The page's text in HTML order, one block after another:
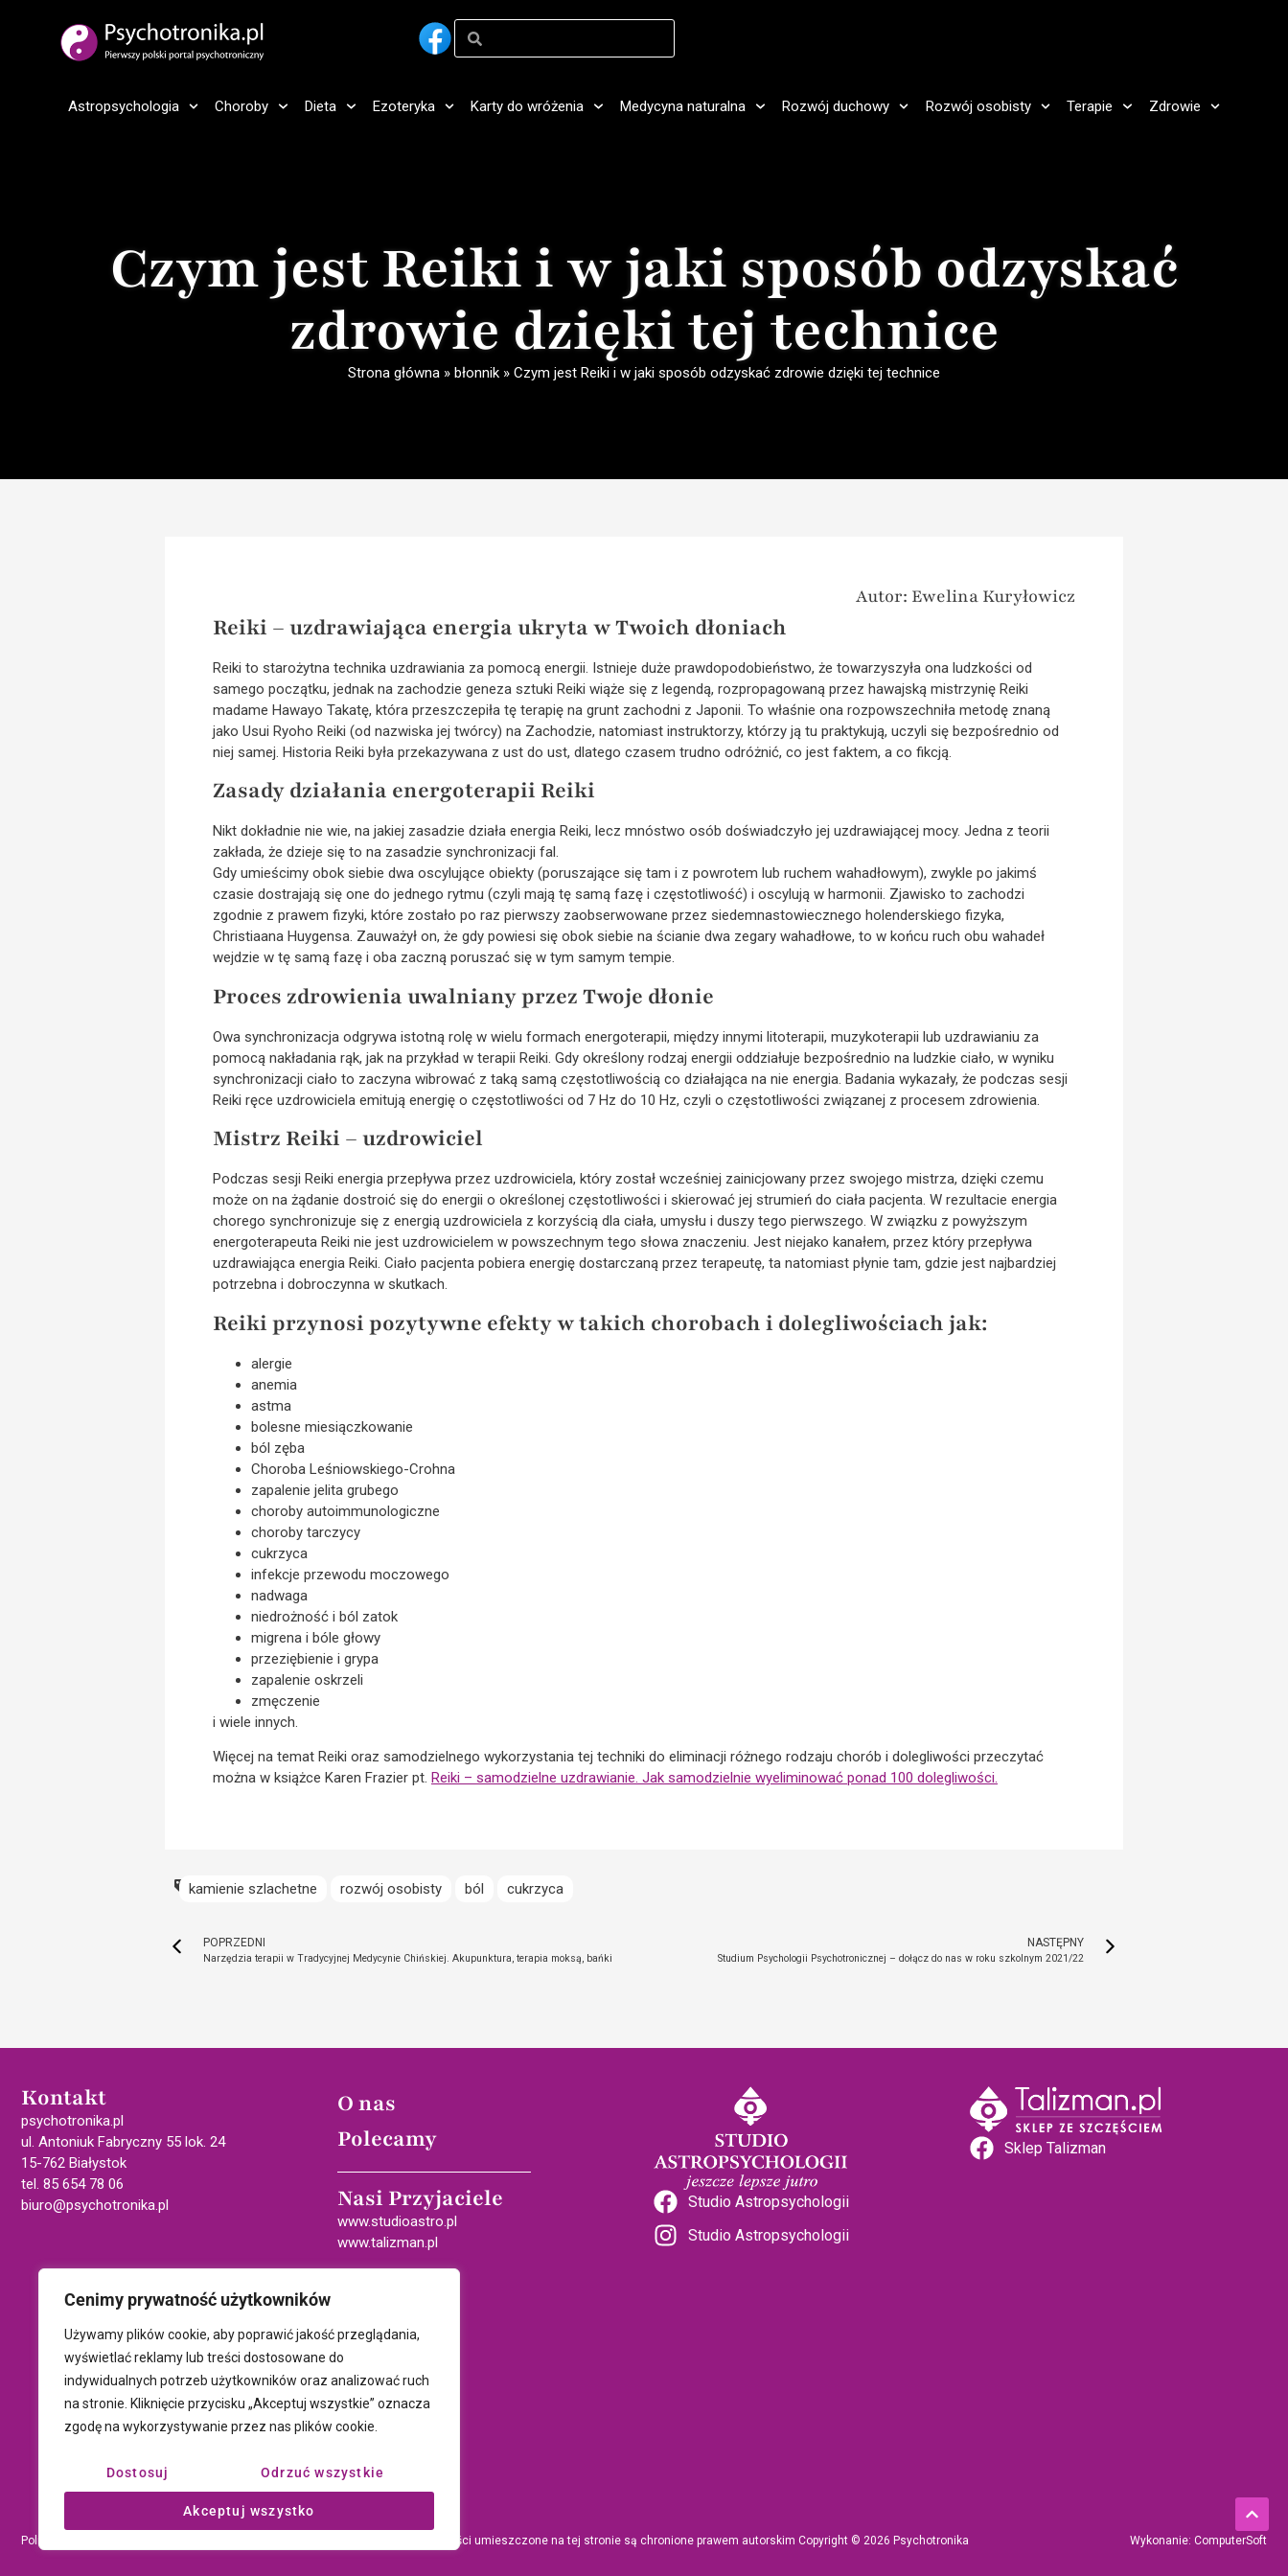
Cenimy prywatność użytkowników
Używamy plików cookie, aby poprawić jakość przeglądania,
wyświetlać reklamy lub treści dostosowane do
indywidualnych potrzeb użytkowników oraz analizować ruch
na stronie. Kliknięcie przycisku „Akceptuj wszystkie” oznacza
zgodę na wykorzystywanie przez nas plików cookie.
Dostosuj Odrzuć wszystkie
Akceptuj wszystko
Astropsychologia Choroby Dieta Ezoteryka Karty do wróżenia Medycyna naturalna Rozwój duchowy Rozwój osobisty Terapie Zdrowie
Czym jest Reiki i w jaki sposób odzyskać
zdrowie dzięki tej technice
Strona główna » błonnik » Czym jest Reiki i w jaki sposób odzyskać zdrowie dzięki tej technice
Autor: Ewelina Kuryłowicz
Reiki – uzdrawiająca energia ukryta w Twoich dłoniach
Reiki to starożytna technika uzdrawiania za pomocą energii. Istnieje duże prawdopodobieństwo, że towarzyszyła ona ludzkości od
samego początku, jednak na zachodzie geneza sztuki Reiki wiąże się z legendą, rozpropagowaną przez hawajską mistrzynię Reiki
madame Hawayo Takatę, która przeszczepiła tę terapię na grunt zachodni z Japonii. To właśnie ona rozpowszechniła metodę znaną
jako Usui Ryoho Reiki (od nazwiska jej twórcy) na Zachodzie, natomiast instruktorzy, którzy ją tu praktykują, uczyli się bezpośrednio od
niej samej. Historia Reiki była przekazywana z ust do ust, dlatego czasem trudno odróżnić, co jest faktem, a co fikcją.
Zasady działania energoterapii Reiki
Nikt dokładnie nie wie, na jakiej zasadzie działa energia Reiki, lecz mnóstwo osób doświadczyło jej uzdrawiającej mocy. Jedna z teorii
zakłada, że dzieje się to na zasadzie synchronizacji fal.
Gdy umieścimy obok siebie dwa oscylujące obiekty (poruszające się tam i z powrotem lub ruchem wahadłowym), zwykle po jakimś
czasie dostrajają się one do jednego rytmu (czyli mają tę samą fazę i częstotliwość) i oscylują w harmonii. Zjawisko to zachodzi
zgodnie z prawem fizyki, które zostało po raz pierwszy zaobserwowane przez siedemnastowiecznego holenderskiego fizyka,
Christiaana Huygensa. Zauważył on, że gdy powiesi się obok siebie na ścianie dwa zegary wahadłowe, to w końcu ruch obu wahadeł
wejdzie w tę samą fazę i oba zaczną poruszać się w tym samym tempie.
Proces zdrowienia uwalniany przez Twoje dłonie
Owa synchronizacja odgrywa istotną rolę w wielu formach energoterapii, między innymi litoterapii, muzykoterapii lub uzdrawianiu za
pomocą nakładania rąk, jak na przykład w terapii Reiki. Gdy określony rodzaj energii oddziałuje bezpośrednio na ludzkie ciało, w wyniku
synchronizacji ciało to zaczyna wibrować z taką samą częstotliwością co działająca na nie energia. Badania wykazały, że podczas sesji
Reiki ręce uzdrowiciela emitują energię o częstotliwości od 7 Hz do 10 Hz, czyli o częstotliwości związanej z procesem zdrowienia.
Mistrz Reiki – uzdrowiciel
Podczas sesji Reiki energia przepływa przez uzdrowiciela, który został wcześniej zainicjowany przez swojego mistrza, dzięki czemu
może on na żądanie dostroić się do energii o określonej częstotliwości i skierować jej strumień do ciała pacjenta. W rezultacie energia
chorego synchronizuje się z energią uzdrowiciela z korzyścią dla ciała, umysłu i duszy tego pierwszego. W związku z powyższym
energoterapeuta Reiki nie jest uzdrowicielem w powszechnym tego słowa znaczeniu. Jest niejako kanałem, przez który przepływa
uzdrawiająca energia Reiki. Ciało pacjenta pobiera energię dostarczaną przez terapeutę, ta natomiast płynie tam, gdzie jest najbardziej
potrzebna i dobroczynna w skutkach.
Reiki przynosi pozytywne efekty w takich chorobach i dolegliwościach jak:
alergie
anemia
astma
bolesne miesiączkowanie
ból zęba
Choroba Leśniowskiego-Crohna
zapalenie jelita grubego
choroby autoimmunologiczne
choroby tarczycy
cukrzyca
infekcje przewodu moczowego
nadwaga
niedrożność i ból zatok
migrena i bóle głowy
przeziębienie i grypa
zapalenie oskrzeli
zmęczenie
i wiele innych.
Więcej na temat Reiki oraz samodzielnego wykorzystania tej techniki do eliminacji różnego rodzaju chorób i dolegliwości przeczytać
można w książce Karen Frazier pt. Reiki – samodzielne uzdrawianie. Jak samodzielnie wyeliminować ponad 100 dolegliwości.
kamienie szlachetne rozwój osobisty ból cukrzyca
POPRZEDNI
Narzędzia terapii w Tradycyjnej Medycynie Chińskiej. Akupunktura, terapia moksą, bańki
NASTĘPNY
Studium Psychologii Psychotronicznej – dołącz do nas w roku szkolnym 2021/22
Kontakt
psychotronika.pl
ul. Antoniuk Fabryczny 55 lok. 24
15-762 Białystok
tel. 85 654 78 06
biuro@psychotronika.pl
O nas
Polecamy
Nasi Przyjaciele
www.studioastro.pl
www.talizman.pl
Studio Astropsychologii
Studio Astropsychologii
Sklep Talizman
Polityka prywatności i plików cookie Wszystkie treści umieszczone na tej stronie są chronione prawem autorskim Copyright © 2026 Psychotronika Wykonanie: ComputerSoft